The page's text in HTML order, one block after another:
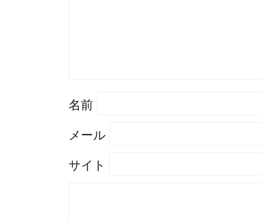
名前
メール
サイト